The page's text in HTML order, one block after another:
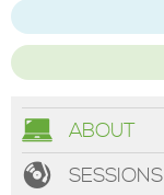
ABOUT
SESSIONS